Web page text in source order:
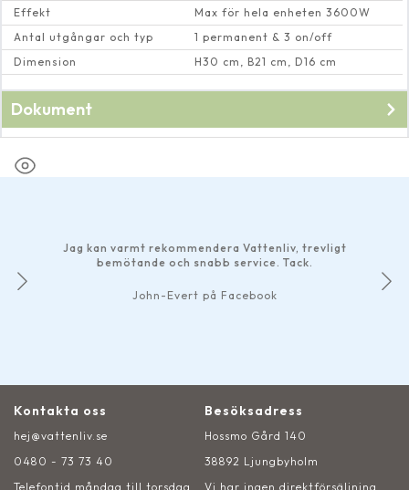
Effekt
Max för hela enheten 3600W
Antal utgångar och typ
1 permanent & 3 on/off
Dimension
H30 cm, B21 cm, D16 cm
Dokument
Jag kan varmt rekommendera Vattenliv, trevligt
bemötande och snabb service. Tack.
John-Evert på Facebook
Kontakta oss
hej@vattenliv.se
0480 - 73 73 40
Telefontid måndag till torsdag
Besöksadress
Hossmo Gård 140
38892 Ljungbyholm
Vi har ingen direktförsäljning